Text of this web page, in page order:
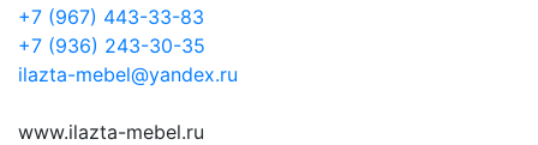
+7 (967) 443-33-83
+7 (936) 243-30-35
ilazta-mebel@yandex.ru
www.ilazta-mebel.ru